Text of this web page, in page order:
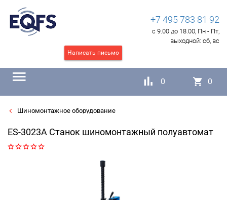
+7 495 783 81 92
с 9.00 до 18.00, Пн - Пт,
выходной: сб, вс
Написать письмо
0 0
Шиномонтажное оборудование
ES-3023A Станок шиномонтажный полуавтомат